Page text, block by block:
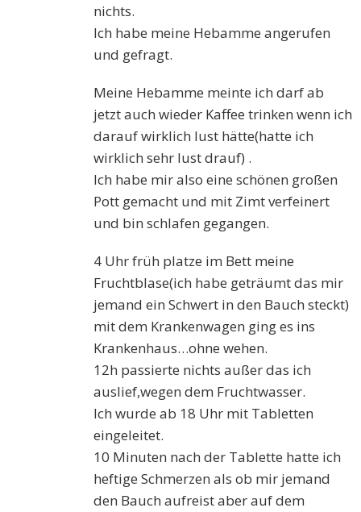
nichts.
Ich habe meine Hebamme angerufen
und gefragt.
Meine Hebamme meinte ich darf ab
jetzt auch wieder Kaffee trinken wenn ich
darauf wirklich lust hätte(hatte ich
wirklich sehr lust drauf) .
Ich habe mir also eine schönen großen
Pott gemacht und mit Zimt verfeinert
und bin schlafen gegangen.
4 Uhr früh platze im Bett meine
Fruchtblase(ich habe geträumt das mir
jemand ein Schwert in den Bauch steckt)
mit dem Krankenwagen ging es ins
Krankenhaus…ohne wehen.
12h passierte nichts außer das ich
auslief,wegen dem Fruchtwasser.
Ich wurde ab 18 Uhr mit Tabletten
eingeleitet.
10 Minuten nach der Tablette hatte ich
heftige Schmerzen als ob mir jemand
den Bauch aufreist aber auf dem